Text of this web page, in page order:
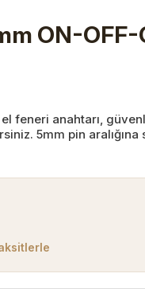
ON-
el feneri anahtarı,
5mm pin aralığına